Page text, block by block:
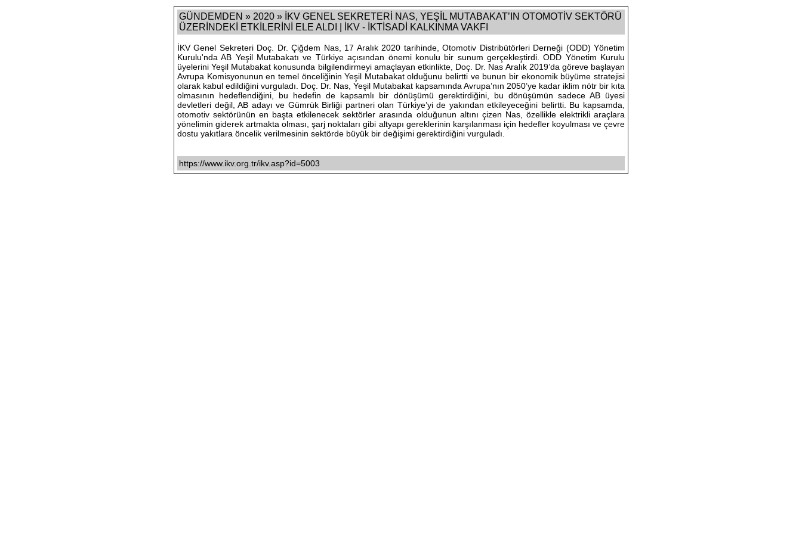
GÜNDEMDEN » 2020 » İKV GENEL SEKRETERİ NAS, YEŞİL MUTABAKAT’IN OTOMOTİV SEKTÖRÜ
ÜZERİNDEKİ ETKİLERİNİ ELE ALDI | İKV - İKTİSADİ KALKINMA VAKFI
İKV Genel Sekreteri Doç. Dr. Çiğdem Nas, 17 Aralık 2020 tarihinde, Otomotiv Distribütörleri Derneği (ODD) Yönetim
Kurulu'nda AB Yeşil Mutabakatı ve Türkiye açısından önemi konulu bir sunum gerçekleştirdi. ODD Yönetim Kurulu
üyelerini Yeşil Mutabakat konusunda bilgilendirmeyi amaçlayan etkinlikte, Doç. Dr. Nas Aralık 2019’da göreve başlayan
Avrupa Komisyonunun en temel önceliğinin Yeşil Mutabakat olduğunu belirtti ve bunun bir ekonomik büyüme stratejisi
olarak kabul edildiğini vurguladı. Doç. Dr. Nas, Yeşil Mutabakat kapsamında Avrupa’nın 2050’ye kadar iklim nötr bir kıta
olmasının hedeflendiğini, bu hedefin de kapsamlı bir dönüşümü gerektirdiğini, bu dönüşümün sadece AB üyesi
devletleri değil, AB adayı ve Gümrük Birliği partneri olan Türkiye’yi de yakından etkileyeceğini belirtti. Bu kapsamda,
otomotiv sektörünün en başta etkilenecek sektörler arasında olduğunun altını çizen Nas, özellikle elektrikli araçlara
yönelimin giderek artmakta olması, şarj noktaları gibi altyapı gereklerinin karşılanması için hedefler koyulması ve çevre
dostu yakıtlara öncelik verilmesinin sektörde büyük bir değişimi gerektirdiğini vurguladı.
https://www.ikv.org.tr/ikv.asp?id=5003